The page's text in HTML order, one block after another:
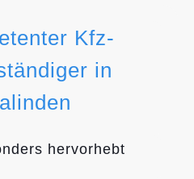
Kfz-
in
hervorhebt